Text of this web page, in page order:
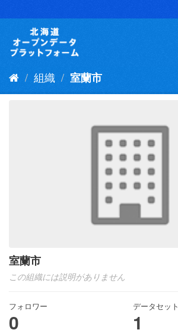
キ
組織 室蘭市
室蘭市
この組織には説明がありません
フォロワー
0
データセット
1